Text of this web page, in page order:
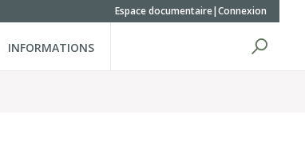
Espace documentaire Connexion
INFORMATIONS